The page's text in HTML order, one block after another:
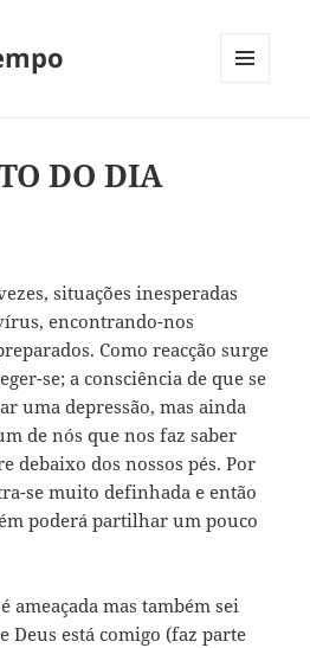
DO DIA
situações inesperadas
encontrando-nos
Como reacção surge
se; a consciência de que se
uma depressão, mas ainda
de nós que nos faz saber
debaixo dos nossos pés. Por
se muito definhada e então
poderá partilhar um pouco
ameaçada mas também sei
Deus está comigo (faz parte